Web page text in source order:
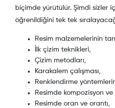
biçimde yürütülür. Şimdi sizler
öğrenildiğini tek tek
Resim malzemelerinin
İlk çizim teknikleri,
Çizim metodları,
Karakalem çalışması,
Renklendirme
Resimde kompozisyon ve
Resimde oran ve orantı,